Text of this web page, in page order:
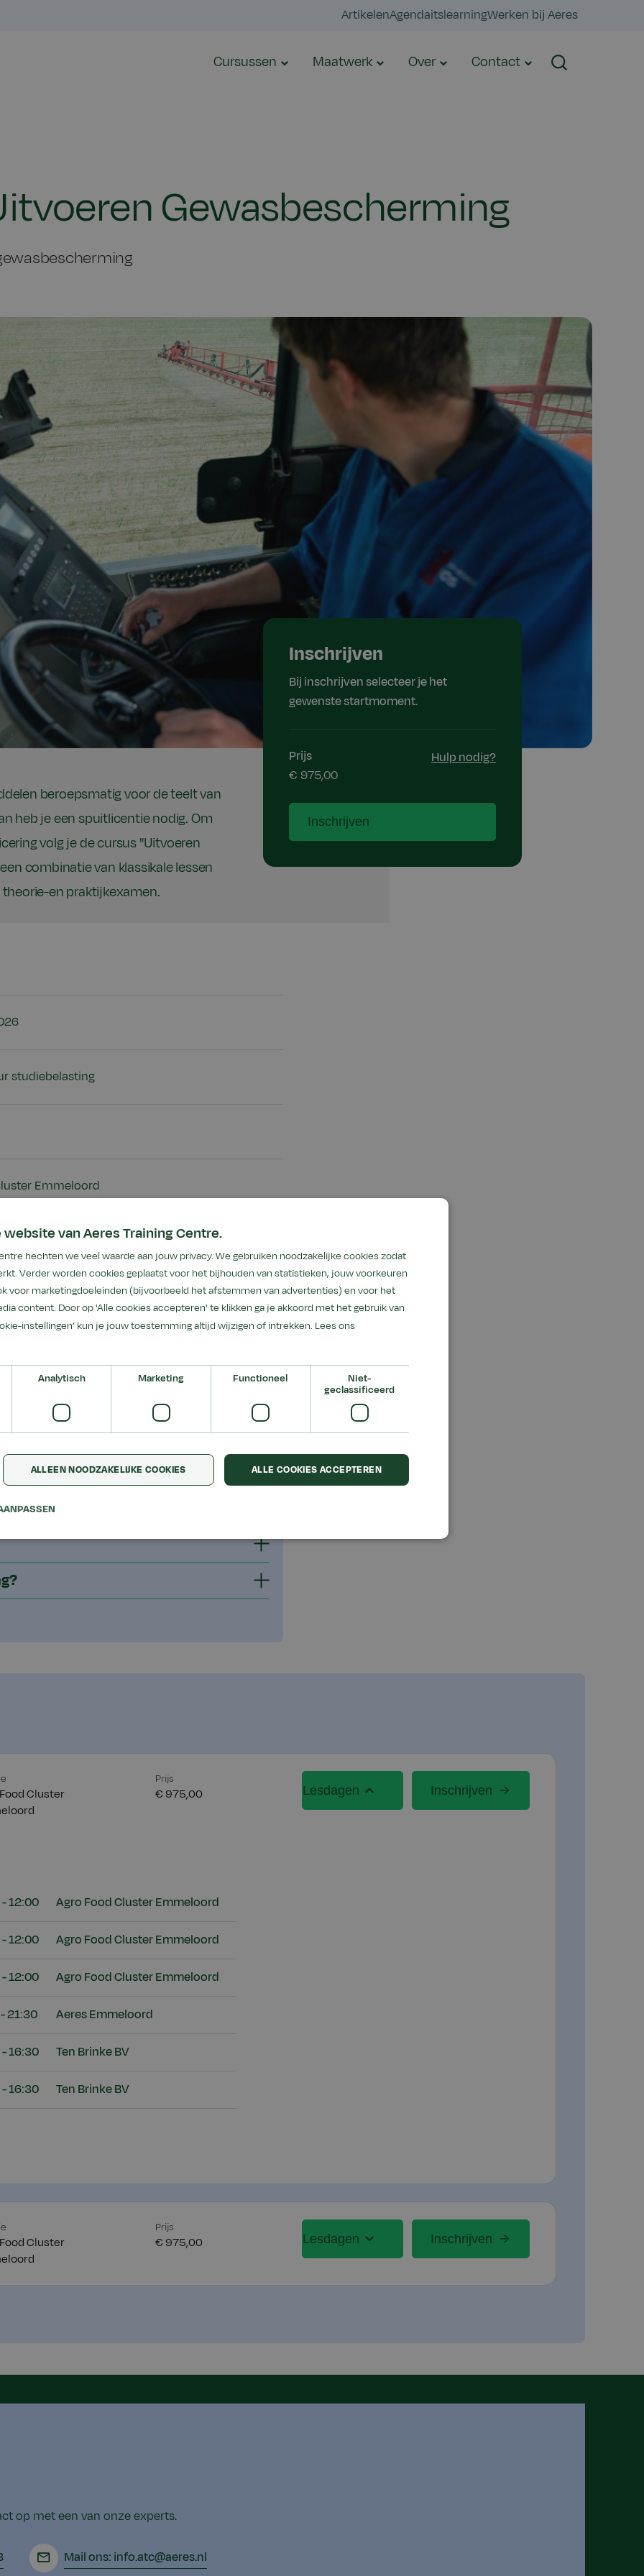
ArtikelenAgendaitslearningWerken bij Aeres
Cursussen Maatwerk Over Contact Zoeken
Gewasbescherming
Inschrijven
Bij inschrijven selecteer je het
gewenste startmoment.
Prijs
€ 975,00
Hulp nodig?
Inschrijven
beroepsmatig voor de teelt van
heb je een spuitlicentie nodig. Om
volg je de cursus "Uitvoeren
combinatie van klassikale lessen
en praktijkexamen.
studiebelasting
Emmeloord
5 jaar geldig)
Cluster
Prijs
€ 975,00 Lesdagen Inschrijven
12:00 Agro Food Cluster Emmeloord
12:00 Agro Food Cluster Emmeloord
12:00 Agro Food Cluster Emmeloord
21:30 Aeres Emmeloord
16:30 Ten Brinke BV
16:30 Ten Brinke BV
Cluster
Prijs
€ 975,00 Lesdagen Inschrijven
op met een van onze experts.
Mail ons: info.atc@aeres.nl
van Aeres Training Centre.
hechten we veel waarde aan jouw privacy. We gebruiken noodzakelijke cookies zodat
Verder worden cookies geplaatst voor het bijhouden van statistieken, jouw voorkeuren
voor marketingdoeleinden (bijvoorbeeld het afstemmen van advertenties) en voor het
content. Door op 'Alle cookies accepteren' te klikken ga je akkoord met het gebruik van
instellingen’ kun je jouw toestemming altijd wijzigen of intrekken. Lees ons
Analytisch Marketing Functioneel
Niet-
geclassificeerd
ALLE COOKIES ACCEPTEREN
ALLEEN NOODZAKELIJKE COOKIES